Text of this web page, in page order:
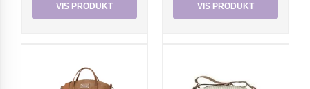
VIS PRODUKT VIS PRODUKT